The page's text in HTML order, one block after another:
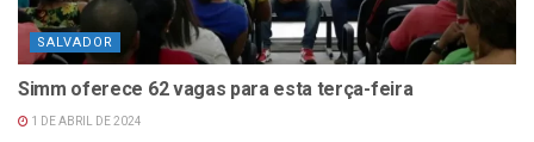
SALVADOR
Simm oferece 62 vagas para esta terça-feira
1 DE ABRIL DE 2024